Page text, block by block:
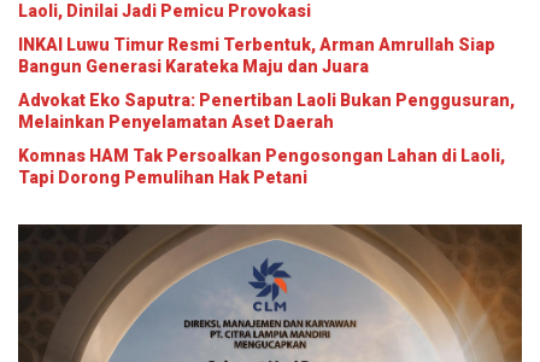
Laoli, Dinilai Jadi Pemicu Provokasi
INKAI Luwu Timur Resmi Terbentuk, Arman Amrullah Siap
Bangun Generasi Karateka Maju dan Juara
Advokat Eko Saputra: Penertiban Laoli Bukan Penggusuran,
Melainkan Penyelamatan Aset Daerah
Komnas HAM Tak Persoalkan Pengosongan Lahan di Laoli,
Tapi Dorong Pemulihan Hak Petani